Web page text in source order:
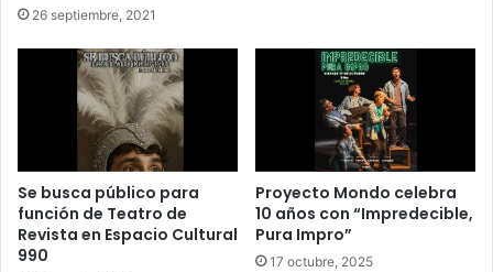
26 septiembre, 2021
Se busca público para
función de Teatro de
Revista en Espacio Cultural
990
Proyecto Mondo celebra
10 años con “Impredecible,
Pura Impro”
17 octubre, 2025